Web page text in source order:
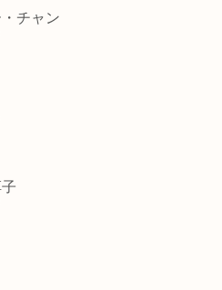
チャン